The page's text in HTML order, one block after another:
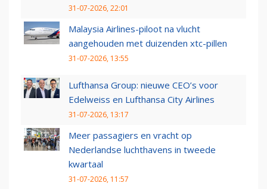
31-07-2026, 22:01
Malaysia Airlines-piloot na vlucht
aangehouden met duizenden xtc-pillen
31-07-2026, 13:55
Lufthansa Group: nieuwe CEO’s voor
Edelweiss en Lufthansa City Airlines
31-07-2026, 13:17
Meer passagiers en vracht op
Nederlandse luchthavens in tweede
kwartaal
31-07-2026, 11:57